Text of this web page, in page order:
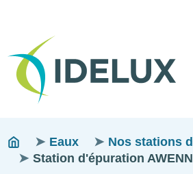
Fils
d'ariane
You
are
Eaux
Nos stations
Station d'épuration